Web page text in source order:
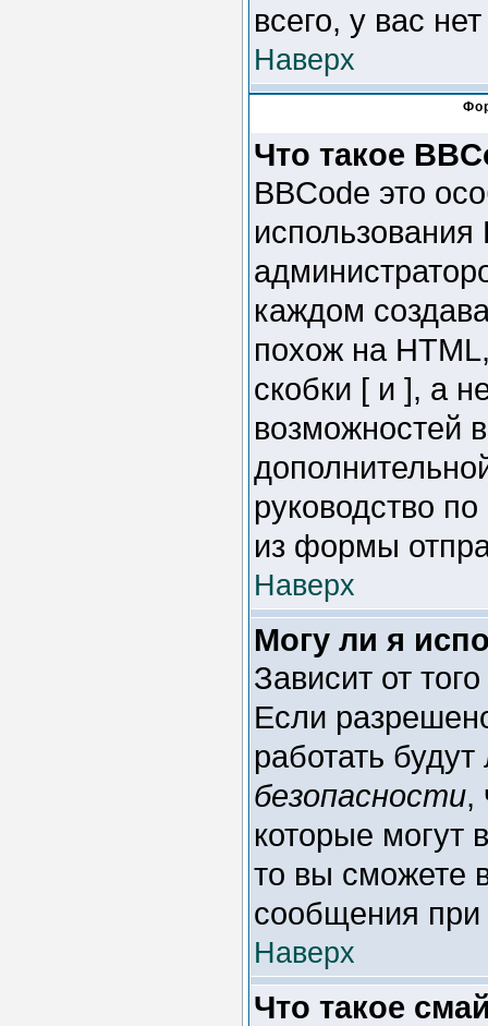
всего, у вас
Наверх
Что такое
BBCode это
каждом
похож на
скобки [ и ], а
возможностей
руководство
из формы
Наверх
Могу ли я
Зависит от
Если
работать
безопасности,
которые могут
то вы сможете
сообщения при
Наверх
Что такое